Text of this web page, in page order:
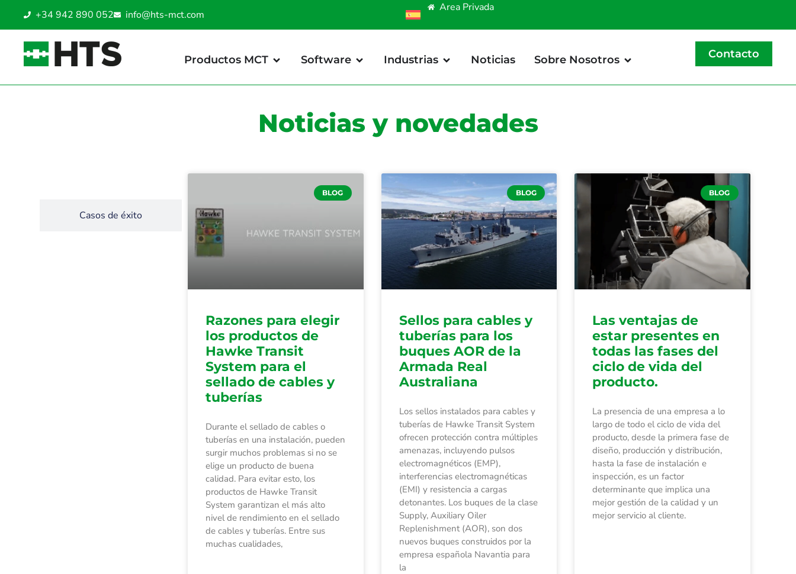
+34 942 890 052 info@hts-mct.com
Area Privada
Productos MCT Software Industrias Noticias Sobre Nosotros Contacto
Noticias y novedades
Casos de éxito
BLOG
Razones para elegir
los productos de
Hawke Transit
System para el
sellado de cables y
tuberías
Durante el sellado de cables o
tuberías en una instalación, pueden
surgir muchos problemas si no se
elige un producto de buena
calidad. Para evitar esto, los
productos de Hawke Transit
System garantizan el más alto
nivel de rendimiento en el sellado
de cables y tuberías. Entre sus
muchas cualidades,
BLOG
Sellos para cables y
tuberías para los
buques AOR de la
Armada Real
Australiana
Los sellos instalados para cables y
tuberías de Hawke Transit System
ofrecen protección contra múltiples
amenazas, incluyendo pulsos
electromagnéticos (EMP),
interferencias electromagnéticas
(EMI) y resistencia a cargas
detonantes. Los buques de la clase
Supply, Auxiliary Oiler
Replenishment (AOR), son dos
nuevos buques construidos por la
empresa española Navantia para
la
BLOG
Las ventajas de
estar presentes en
todas las fases del
ciclo de vida del
producto.
La presencia de una empresa a lo
largo de todo el ciclo de vida del
producto, desde la primera fase de
diseño, producción y distribución,
hasta la fase de instalación e
inspección, es un factor
determinante que implica una
mejor gestión de la calidad y un
mejor servicio al cliente.